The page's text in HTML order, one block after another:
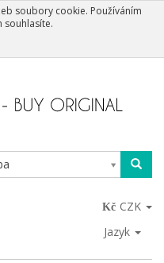
soubory cookie. Používáním
souhlasíte.
CZK
Jazyk